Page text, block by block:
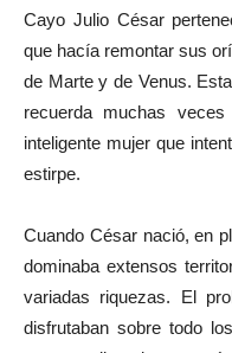
Cayo Julio César
que hacía remontar sus
de Marte y de Venus.
recuerda muchas
inteligente mujer que
estirpe.
Cuando César nació, en
dominaba extensos
variadas riquezas. El
disfrutaban sobre todo